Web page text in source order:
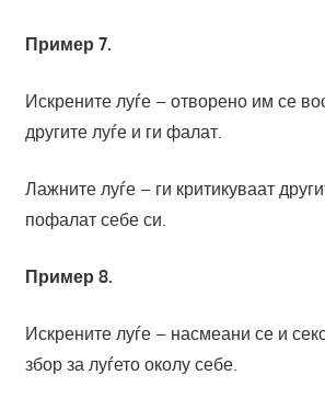
Пример 7.
Искрените луѓе – отворено им се
другите луѓе и ги фалат.
Лажните луѓе – ги критикуваат
пофалат себе си.
Пример 8.
Искрените луѓе – насмеани се и
збор за луѓето околу себе.